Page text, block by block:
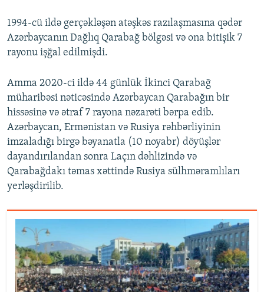
1994-cü ildə gerçəkləşən atəşkəs razılaşmasına qədər
Azərbaycanın Dağlıq Qarabağ bölgəsi və ona bitişik 7
rayonu işğal edilmişdi.
Amma 2020-ci ildə 44 günlük İkinci Qarabağ
müharibəsi nəticəsində Azərbaycan Qarabağın bir
hissəsinə və ətraf 7 rayona nəzarəti bərpa edib.
Azərbaycan, Ermənistan və Rusiya rəhbərliyinin
imzaladığı birgə bəyanatla (10 noyabr) döyüşlər
dayandırılandan sonra Laçın dəhlizində və
Qarabağdakı təmas xəttində Rusiya sülhməramlıları
yerləşdirilib.